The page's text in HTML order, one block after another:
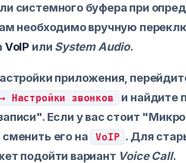
системного буфера при
необходимо вручную
VoIP или System Audio.
приложения,
Настройки звонков
и найдите
Если у вас стоит
его на
VoIP . Для
подойти вариант Voice Call.